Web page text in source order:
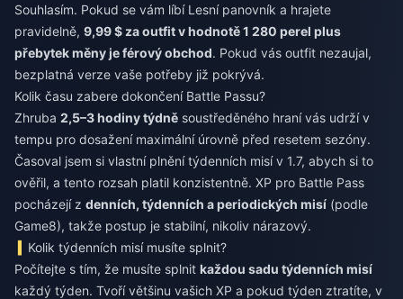
Souhlasím. Pokud se vám líbí Lesní panovník a hrajete
pravidelně, 9,99 $ za outfit v hodnotě 1 280 perel plus
přebytek měny je férový obchod. Pokud vás outfit nezaujal,
bezplatná verze vaše potřeby již pokrývá.
Kolik času zabere dokončení Battle Passu?
Zhruba 2,5–3 hodiny týdně soustředěného hraní vás udrží v
tempu pro dosažení maximální úrovně před resetem sezóny.
Časoval jsem si vlastní plnění týdenních misí v 1.7, abych si to
ověřil, a tento rozsah platil konzistentně. XP pro Battle Pass
pocházejí z denních, týdenních a periodických misí (podle
Game8), takže postup je stabilní, nikoliv nárazový.
Kolik týdenních misí musíte splnit?
Počítejte s tím, že musíte splnit každou sadu týdenních misí
každý týden. Tvoří většinu vašich XP a pokud týden ztratíte, v